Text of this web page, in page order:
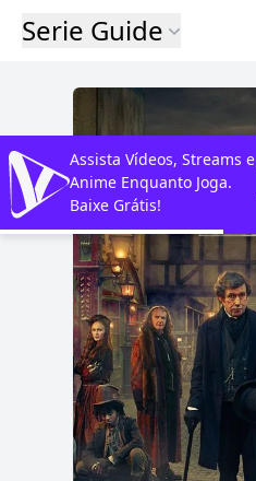
Serie Guide
Assista Vídeos, Streams e
Anime Enquanto Joga.
Baixe Grátis!